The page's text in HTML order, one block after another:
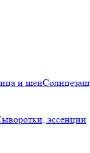
и шеи
эссенции